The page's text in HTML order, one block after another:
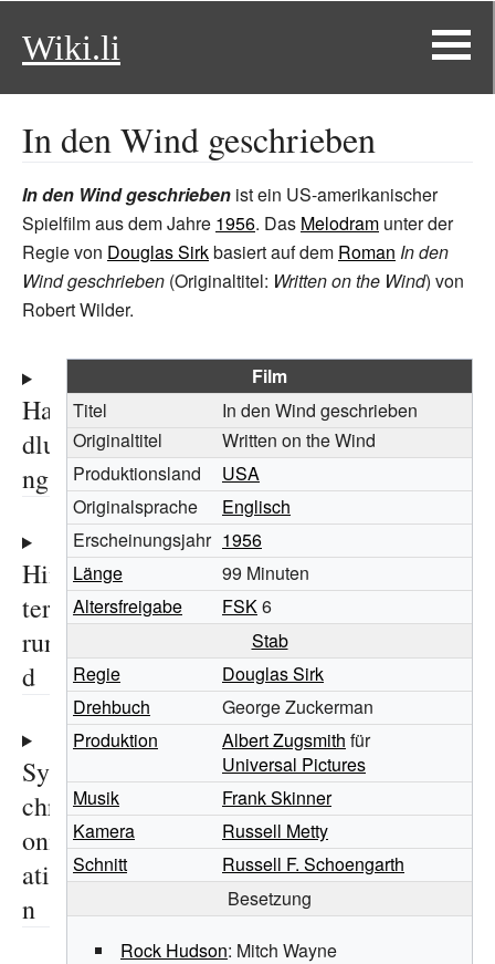
Wiki.li
In den Wind geschrieben
In den Wind geschrieben ist ein US-amerikanischer
Spielfilm aus dem Jahre 1956. Das Melodram unter der
Regie von Douglas Sirkbasiert auf dem Roman In den
Wind geschrieben (Originaltitel: Written on the Wind) von
Robert Wilder.
Film
Titel
In den Wind geschrieben
Originaltitel
Written on the Wind
Produktionsland
USA
Originalsprache
Englisch
Erscheinungsjahr 1956
Länge
99 Minuten
Altersfreigabe
FSK6
Stab
Regie
Douglas Sirk
Drehbuch
George Zuckerman
Produktion
Albert Zugsmith für
Universal Pictures
Musik
Frank Skinner
Kamera
Russell Metty
Schnitt
Russell F. Schoengarth
Besetzung
Rock Hudson: Mitch Wayne
Han
dlu
ng
Hin
terg
run
d
Syn
chr
onis
atio
n